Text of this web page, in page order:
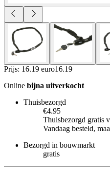
Prijs: 16.19 euro16.19
Online bijna uitverkocht
Thuisbezorgd
€4.95
Thuisbezorgd gratis
Vandaag besteld,
Bezorgd in bouwmarkt
gratis